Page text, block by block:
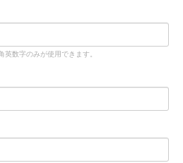
数字のみが使用できます。